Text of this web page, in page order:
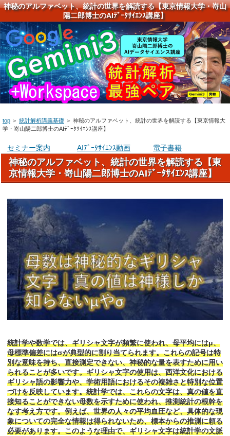
神秘のアルファベット、統計の世界を解読する【東京情報大学・嵜山
陽二郎博士のAIﾃﾞｰﾀｻｲｴﾝｽ講座】
top ＞ 統計解析講義基礎 ＞ 神秘のアルファベット、統計の世界を解読する【東京情報大
学・嵜山陽二郎博士のAIﾃﾞｰﾀｻｲｴﾝｽ講座】
セミナー案内 AIﾃﾞｰﾀｻｲｴﾝｽ動画 電子書籍
神秘のアルファベット、統計の世界を解読する【東
京情報大学・嵜山陽二郎博士のAIﾃﾞｰﾀｻｲｴﾝｽ講座】
統計学や数学では、ギリシャ文字が頻繁に使われ、母平均にはμ、
母標準偏差にはσが典型的に割り当てられます。これらの記号は特
別な意味を持ち、直接測定できない、神秘的な量を表すために用い
られることが多いです。ギリシャ文字の使用は、西洋文化における
ギリシャ語の影響力や、学術用語におけるその複雑さと特別な位置
づけを反映しています。統計学では、これらの文字は、真の値を直
接知ることができない母数を示すために使われ、推測統計の根幹を
なす考え方です。例えば、世界の人々の平均血圧など、具体的な現
象についての完全な情報は得られないため、標本からの推測に頼る
必要があります。このような理由で、ギリシャ文字は統計学の文脈